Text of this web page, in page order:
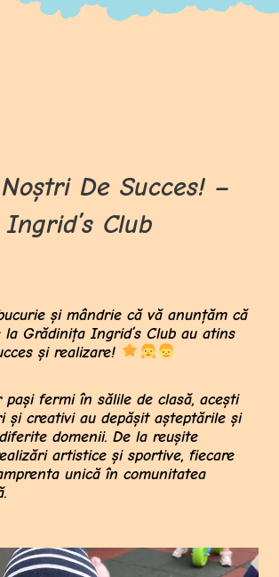
De Succes! –
Ingrid’s Club
și mândrie că vă anunțăm că
Grădinița Ingrid’s Club au atins
și realizare!
fermi în sălile de clasă, acești
și creativi au depășit așteptările și
domenii. De la reușite
artistice și sportive, fiecare
unică în comunitatea